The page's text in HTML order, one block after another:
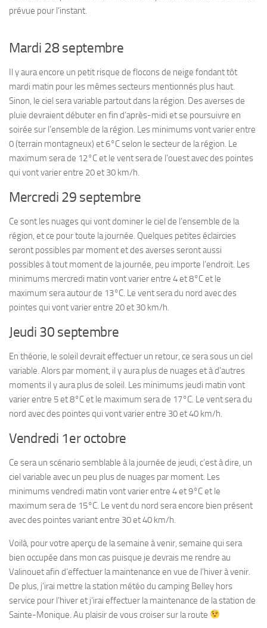
prévue pour l’instant.
Mardi 28 septembre
Il y aura encore un petit risque de flocons de neige fondant tôt
mardi matin pour les mêmes secteurs mentionnés plus haut.
Sinon, le ciel sera variable partout dans la région. Des averses de
pluie devraient débuter en fin d’après-midi et se poursuivre en
soirée sur l’ensemble de la région. Les minimums vont varier entre
0 (terrain montagneux) et 6°C selon le secteur de la région. Le
maximum sera de 12°C et le vent sera de l’ouest avec des pointes
qui vont varier entre 20 et 30 km/h.
Mercredi 29 septembre
Ce sont les nuages qui vont dominer le ciel de l’ensemble de la
région, et ce pour toute la journée. Quelques petites éclaircies
seront possibles par moment et des averses seront aussi
possibles à tout moment de la journée, peu importe l’endroit. Les
minimums mercredi matin vont varier entre 4 et 8°C et le
maximum sera autour de 13°C. Le vent sera du nord avec des
pointes qui vont varier entre 20 et 30 km/h.
Jeudi 30 septembre
En théorie, le soleil devrait effectuer un retour, ce sera sous un ciel
variable. Alors par moment, il y aura plus de nuages et à d’autres
moments il y aura plus de soleil. Les minimums jeudi matin vont
varier entre 5 et 8°C et le maximum sera de 17°C. Le vent sera du
nord avec des pointes qui vont varier entre 30 et 40 km/h.
Vendredi 1er octobre
Ce sera un scénario semblable à la journée de jeudi, c’est à dire, un
ciel variable avec un peu plus de nuages par moment. Les
minimums vendredi matin vont varier entre 4 et 9°C et le
maximum sera de 15°C. Le vent du nord sera encore bien présent
avec des pointes variant entre 30 et 40 km/h.
Voilà, pour votre aperçu de la semaine à venir, semaine qui sera
bien occupée dans mon cas puisque je devrais me rendre au
Valinouet afin d’effectuer la maintenance en vue de l’hiver à venir.
De plus, j’irai mettre la station météo du camping Belley hors
service pour l’hiver et j’irai effectuer la maintenance de la station de
Sainte-Monique. Au plaisir de vous croiser sur la route